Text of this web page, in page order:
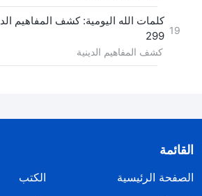
19
كلمات الله اليومية: كشف المفاهيم
299
كشف المفاهيم الدينية
القائمة
الصفحة الرئيسية
الكتب